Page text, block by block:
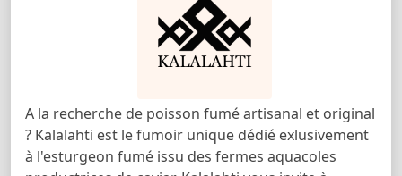
A la recherche de poisson fumé artisanal et original
? Kalalahti est le fumoir unique dédié exlusivement
à l'esturgeon fumé issu des fermes aquacoles